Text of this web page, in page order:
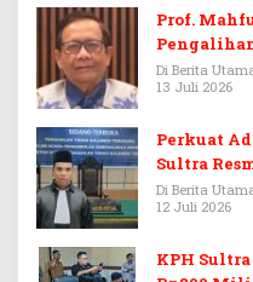
Prof.
Febrie
Di Berita
13 Juli 2026
Perkuat
Sultra
PERADI
Di Berita
12 Juli 2026
KPH